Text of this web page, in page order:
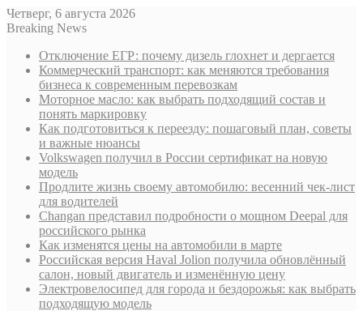
Четверг, 6 августа 2026
Breaking News
Отключение ЕГР: почему дизель глохнет и дергается
Коммерческий транспорт: как меняются требования
бизнеса к современным перевозкам
Моторное масло: как выбрать подходящий состав и
понять маркировку
Как подготовиться к переезду: пошаговый план, советы
и важные нюансы
Volkswagen получил в России сертификат на новую
модель
Продлите жизнь своему автомобилю: весенний чек-лист
для водителей
Changan представил подробности о мощном Deepal для
российского рынка
Как изменятся цены на автомобили в марте
Российская версия Haval Jolion получила обновлённый
салон, новый двигатель и изменённую цену
Электровелосипед для города и бездорожья: как выбрать
подходящую модель